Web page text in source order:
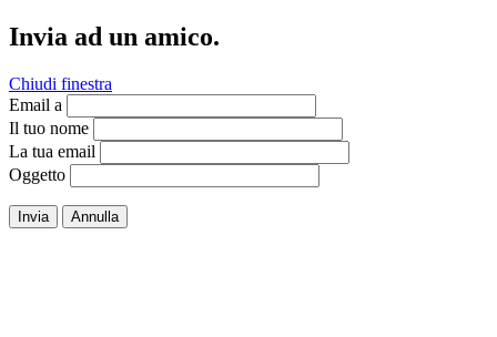
Invia ad un amico.
Chiudi finestra
Email a
Il tuo nome
La tua email
Oggetto
Invia Annulla